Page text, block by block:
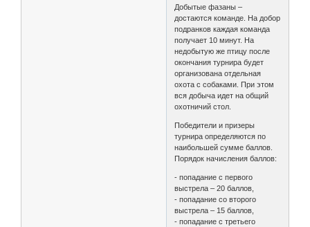
Добытые фазаны –
достаются команде. На добор
подранков каждая команда
получает 10 минут. На
недобытую же птицу после
окончания турнира будет
организована отдельная
охота с собаками. При этом
вся добыча идет на общий
охотничий стол.
Победители и призеры
турнира определяются по
наибольшей сумме баллов.
Порядок начисления баллов:
- попадание с первого
выстрела – 20 баллов,
- попадание со второго
выстрела – 15 баллов,
- попадание с третьего